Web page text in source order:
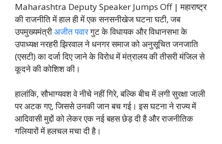
Maharashtra Deputy Speaker Jumps Off | महाराष्ट्र
की राजनीति में हाल ही में एक सनसनीखेज घटना घटी, जब
उपमुख्यमंत्रीअजीत पवारगुट के विधायक और विधानसभा के
उपाध्यक्ष नरहरी झिरवाल ने धनगर समाज को अनुसूचित जनजाति
(एसटी) का दर्जा दिए जाने के विरोध में मंत्रालय की तीसरी मंजिल से
कूदने की कोशिश की।
हालांकि, सौभाग्यवश वे नीचे नहीं गिरे, बल्कि बीच में लगी सुरक्षा जाली
पर अटक गए, जिससे उनकी जान बच गई। इस घटना ने राज्य में
आदिवासी मुद्दों को लेकर एक नई बहस छेड़ दी है और राजनीतिक
गलियारों में हलचल मचा दी है।